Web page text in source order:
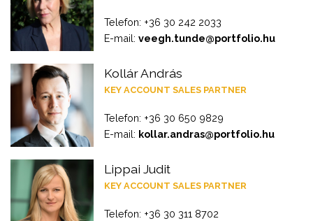
Telefon: +36 30 242 2033
E-mail:veegh.tunde@portfolio.hu
Kollár András
KEY ACCOUNT SALES PARTNER
Telefon: +36 30 650 9829
E-mail: kollar.andras@portfolio.hu
Lippai Judit
KEY ACCOUNT SALES PARTNER
Telefon: +36 30 311 8702